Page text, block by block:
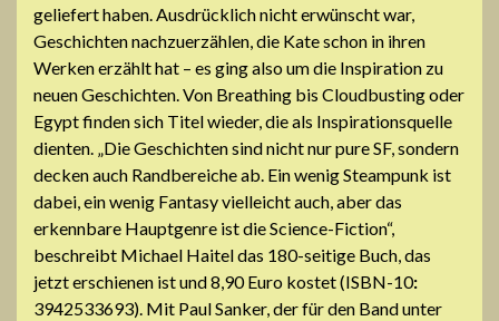
geliefert haben. Ausdrücklich nicht erwünscht war,
Geschichten nachzuerzählen, die Kate schon in ihren
Werken erzählt hat – es ging also um die Inspiration zu
neuen Geschichten. Von Breathing bis Cloudbusting oder
Egypt finden sich Titel wieder, die als Inspirationsquelle
dienten. „Die Geschichten sind nicht nur pure SF, sondern
decken auch Randbereiche ab. Ein wenig Steampunk ist
dabei, ein wenig Fantasy vielleicht auch, aber das
erkennbare Hauptgenre ist die Science-Fiction“,
beschreibt Michael Haitel das 180-seitige Buch, das
jetzt erschienen ist und 8,90 Euro kostet (ISBN-10:
3942533693). Mit Paul Sanker, der für den Band unter